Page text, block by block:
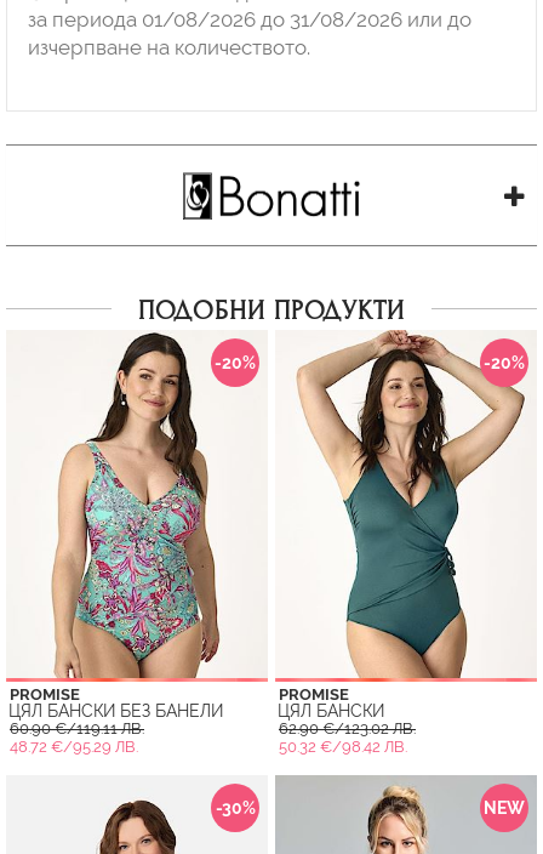
за периода 01/08/2026 до 31/08/2026 или до
изчерпване на количеството.
ПОДОБНИ ПРОДУКТИ
-20%
PROMISE
ЦЯЛ БАНСКИ БЕЗ БАНЕЛИ
60.90 €/119.11 ЛВ.
48.72 €/95.29 ЛВ.
-20%
PROMISE
ЦЯЛ БАНСКИ
62.90 €/123.02 ЛВ.
50.32 €/98.42 ЛВ.
-30% NEW